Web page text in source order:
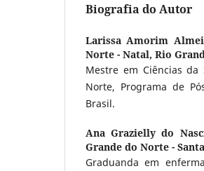
Biografia do Autor
Larissa Amorim
Norte - Natal, Rio
Mestre em Ciências da
Norte, Programa de
Brasil.
Ana Grazielly do
Grande do Norte -
Graduanda em